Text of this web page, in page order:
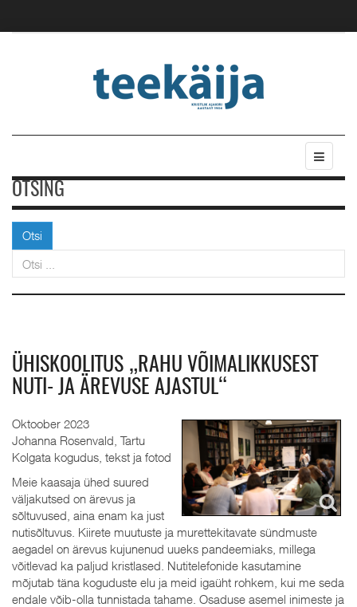
OTSING
Otsi
ÜHISKOOLITUS „RAHU VÕIMALIKKUSEST
NUTI- JA ÄREVUSE AJASTUL“
Oktoober 2023
Johanna Rosenvald, Tartu
Kolgata kogudus, tekst ja fotod
Meie kaasaja ühed suured
väljakutsed on ärevus ja
sõltuvused, aina enam ka just
nutisõltuvus. Kiirete muutuste ja murettekitavate sündmuste
aegadel on ärevus kujunenud uueks pandeemiaks, millega
võitlevad ka paljud kristlased. Nutitelefonide kasutamine
mõjutab täna koguduste elu ja meid igaüht rohkem, kui me seda
endale võib-olla tunnistada tahame. Osaduse asemel inimeste ja